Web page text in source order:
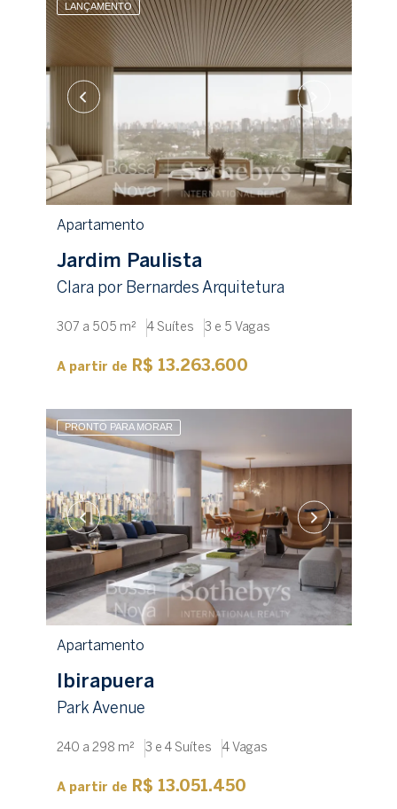
LANÇAMENTO
Apartamento
Jardim Paulista
Clara por Bernardes Arquitetura
307 a 505 m² 4 Suítes 3 e 5 Vagas
A partir de R$ 13.263.600
PRONTO PARA MORAR
Apartamento
Ibirapuera
Park Avenue
240 a 298 m² 3 e 4 Suítes 4 Vagas
A partir de R$ 13.051.450